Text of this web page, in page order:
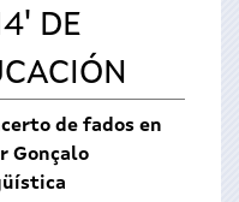
DE
de fados en
Gonçalo